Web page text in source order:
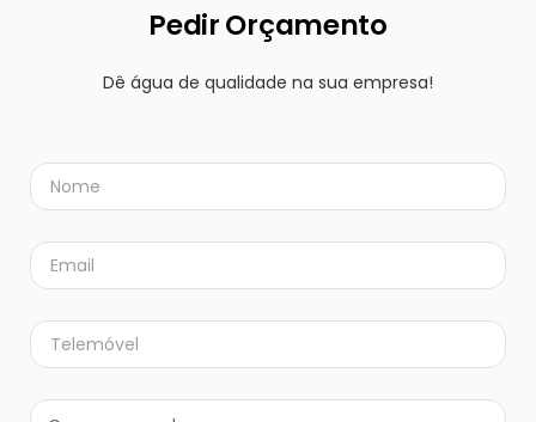
Pedir Orçamento
Dê água de qualidade na sua empresa!